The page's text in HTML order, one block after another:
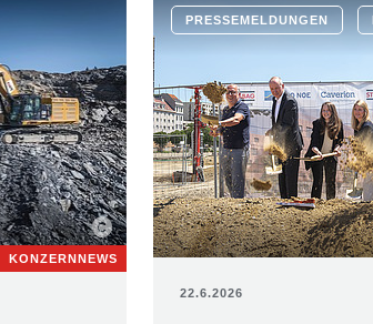
KONZERNNEWS
PRESSEMELDUNGEN
22.6.2026